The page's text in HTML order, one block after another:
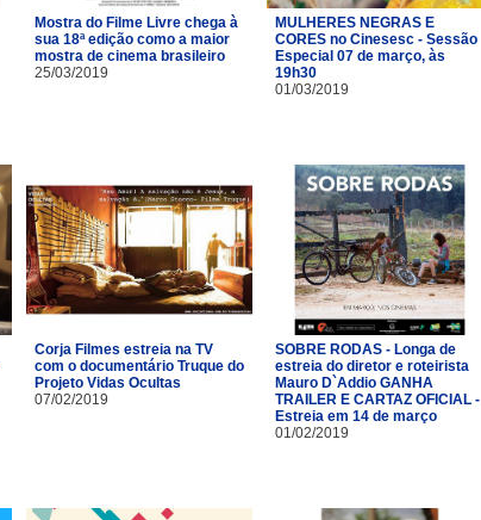
Mostra do Filme Livre chega à
sua 18ª edição como a maior
mostra de cinema brasileiro
25/03/2019
MULHERES NEGRAS E
CORES no Cinesesc - Sessão
Especial 07 de março, às
19h30
01/03/2019
Corja Filmes estreia na TV
com o documentário Truque do
Projeto Vidas Ocultas
07/02/2019
SOBRE RODAS - Longa de
estreia do diretor e roteirista
Mauro D`Addio GANHA
TRAILER E CARTAZ OFICIAL -
Estreia em 14 de março
01/02/2019